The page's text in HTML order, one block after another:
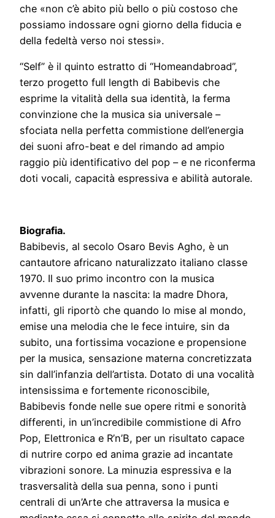
che «non c’è abito più bello o più costoso che
possiamo indossare ogni giorno della fiducia e
della fedeltà verso noi stessi».
“Self” è il quinto estratto di “Homeandabroad”,
terzo progetto full length di Babibevis che
esprime la vitalità della sua identità, la ferma
convinzione che la musica sia universale –
sfociata nella perfetta commistione dell’energia
dei suoni afro-beat e del rimando ad ampio
raggio più identificativo del pop – e ne riconferma
doti vocali, capacità espressiva e abilità autorale.
Biografia.
Babibevis, al secolo Osaro Bevis Agho, è un
cantautore africano naturalizzato italiano classe
1970. Il suo primo incontro con la musica
avvenne durante la nascita: la madre Dhora,
infatti, gli riportò che quando lo mise al mondo,
emise una melodia che le fece intuire, sin da
subito, una fortissima vocazione e propensione
per la musica, sensazione materna concretizzata
sin dall’infanzia dell’artista. Dotato di una vocalità
intensissima e fortemente riconoscibile,
Babibevis fonde nelle sue opere ritmi e sonorità
differenti, in un’incredibile commistione di Afro
Pop, Elettronica e R’n’B, per un risultato capace
di nutrire corpo ed anima grazie ad incantate
vibrazioni sonore. La minuzia espressiva e la
trasversalità della sua penna, sono i punti
centrali di un’Arte che attraversa la musica e